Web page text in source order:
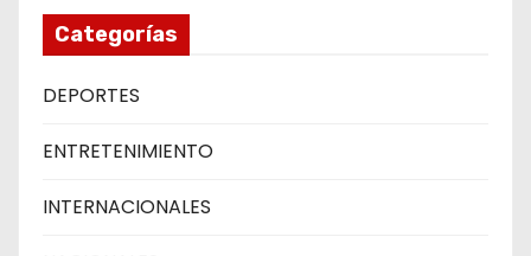
Categorías
DEPORTES
ENTRETENIMIENTO
INTERNACIONALES